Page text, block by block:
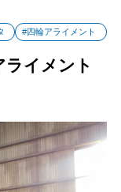
#四輪アライメント
イメント